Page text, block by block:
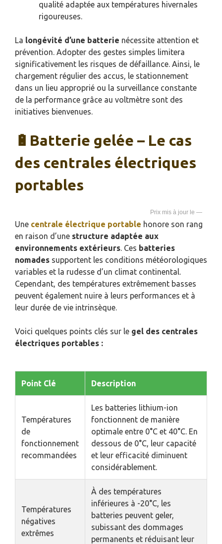
qualité adaptée aux températures hivernales
rigoureuses.
La longévité d’une batterie nécessite attention et
prévention. Adopter des gestes simples limitera
significativement les risques de défaillance. Ainsi, le
chargement régulier des accus, le stationnement
dans un lieu approprié ou la surveillance constante
de la performance grâce au voltmètre sont des
initiatives bienvenues.
🔋Batterie gelée – Le cas
des centrales électriques
portables
—
Une centrale électrique portable honore son rang
en raison d’une structure adaptée aux
environnements extérieurs. Ces batteries
nomades supportent les conditions météorologiques
variables et la rudesse d’un climat continental.
Cependant, des températures extrêmement basses
peuvent également nuire à leurs performances et à
leur durée de vie intrinsèque.
Voici quelques points clés sur le gel des centrales
électriques portables :
Point Clé Description
Températures
de
fonctionnement
recommandées
Les batteries lithium-ion
fonctionnent de manière
optimale entre 0°C et 40°C. En
dessous de 0°C, leur capacité
et leur efficacité diminuent
considérablement.
Températures
négatives
extrêmes
À des températures
inférieures à -20°C, les
batteries peuvent geler,
subissant des dommages
permanents et réduisant leur